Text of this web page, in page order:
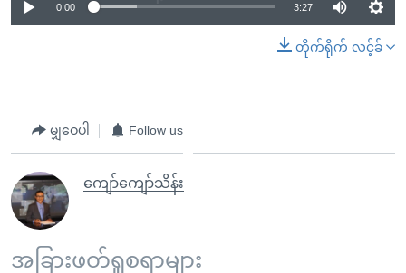
0:00 3:27
တိုက်ရိုက် လင့်ခ်
မျှဝေပါ Follow us
ကျော်ကျော်သိန်း
အခြားဖတ်ရှုစရာများ